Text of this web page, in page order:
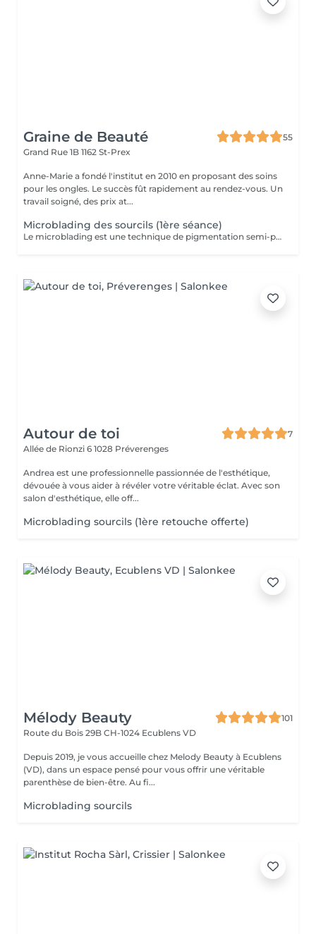
Graine de Beauté
55
Grand Rue 1B 1162 St-Prex
Anne-Marie a fondé l'institut en 2010 en proposant des soins
pour les ongles. Le succès fût rapidement au rendez-vous. Un
travail soigné, des prix at...
Microblading des sourcils (1ère séance)
Le microblading est une technique de pigmentation semi-permanente qui permet de rajouter des poils là où il n'y en a plus en reproduisant à l'identique, de façon très fine, l'implantation de vrais poils. Il permet de ne pas remplacer complètement le sourcil, mais de le corriger en densité et en forme afin qu'il soit plus équilibré, fourni et structuré. Pour un effet encore plus naturel, deux nuances différentes de pigments peuvent être utilisées. Une retouche annuelle est conseillée.
Autour de toi
7
Allée de Rionzi 6 1028 Préverenges
Andrea est une professionnelle passionnée de l'esthétique,
dévouée à vous aider à révéler votre véritable éclat. Avec son
salon d'esthétique, elle off...
Microblading sourcils (1ère retouche offerte)
Mélody Beauty
101
Route du Bois 29B CH-1024 Ecublens VD
Depuis 2019, je vous accueille chez Melody Beauty à Ecublens
(VD), dans un espace pensé pour vous offrir une véritable
parenthèse de bien-être. Au fi...
Microblading sourcils